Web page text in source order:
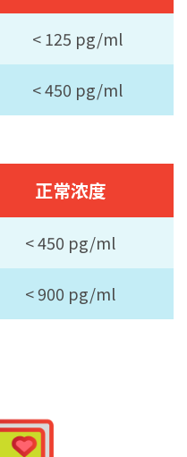
< 125 pg/ml
< 450 pg/ml
正常浓度
< 450 pg/ml
< 900 pg/ml